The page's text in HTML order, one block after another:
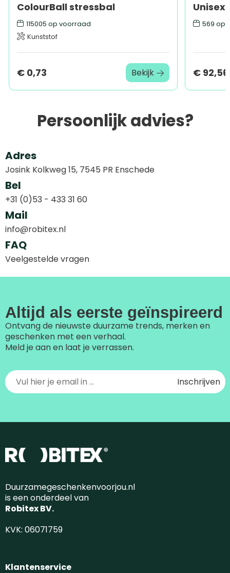
ColourBall stressbal
115005 op voorraad
Kunststof
€ 0,73 Bekijk
569 op
€ 92,56
Persoonlijk advies?
Adres
Josink Kolkweg 15, 7545 PR Enschede
Bel
+31 (0)53 - 433 31 60
Mail
info@robitex.nl
FAQ
Veelgestelde vragen
Altijd als eerste geïnspireerd
Ontvang de nieuwste duurzame trends, merken en
geschenken met een verhaal.
Meld je aan en laat je verrassen.
Duurzamegeschenkenvoorjou.nl
is een onderdeel van
Robitex BV.
KVK: 06071759
Klantenservice